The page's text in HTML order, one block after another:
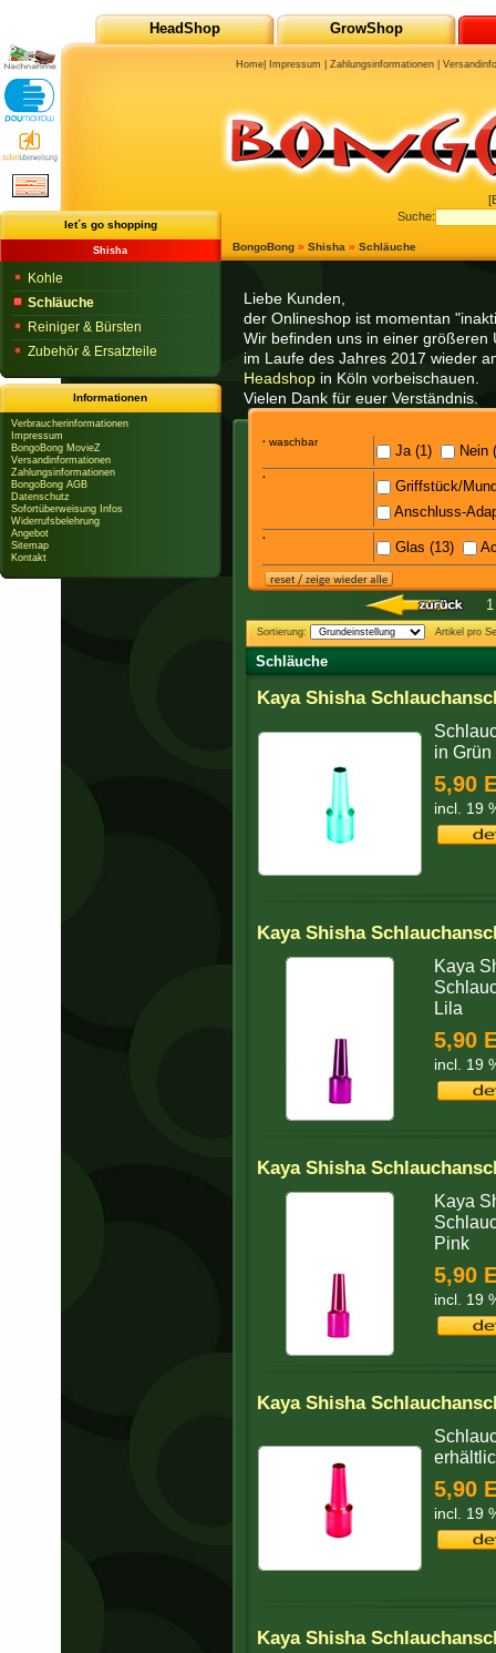
Liebe Kunden,
der Onlineshop ist momentan
Wir befinden uns in einer größeren
im Laufe des Jahres 2017 wieder
Headshop in Köln vorbeischauen.
Vielen Dank für euer Verständnis.
· waschbar
Ja (1) Nein
·
Griffstück/
Anschluss-
·
Glas (13)
1
Sortierung: Artikel pro
Schläuche
Kaya Shisha
in
5,90
incl. 19
Kaya Shisha
Kaya
Lila
5,90
incl. 19
Kaya Shisha
Kaya
Pink
5,90
incl. 19
Kaya Shisha
5,90
incl. 19
Kaya Shisha
BongoBong » Shisha » Schläuche
let´s go shopping
Shisha
Kohle
Schläuche
Reiniger & Bürsten
Zubehör & Ersatzteile
Informationen
Verbraucherinformationen
Impressum
BongoBong MovieZ
Versandinformationen
Zahlungsinformationen
BongoBong AGB
Datenschutz
Sofortüberweisung Infos
Widerrufsbelehrung
Angebot
Sitemap
Kontakt
HeadShop GrowShop
Suche:
Home Impressum |Zahlungsinformationen |